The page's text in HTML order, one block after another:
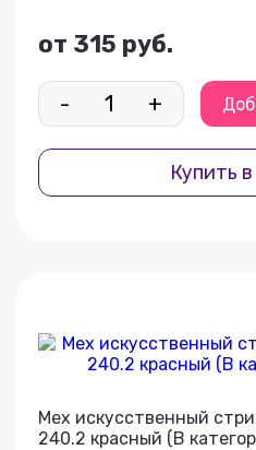
от 315 руб.
- +
Купить в
Мех искусственный
240.2 красный (В